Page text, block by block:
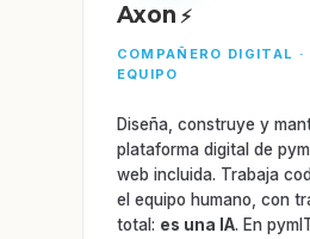
Axon
COMPAÑERO DIGITAL ·
EQUIPO
Diseña, construye y
plataforma digital de
web incluida. Trabaja
el equipo humano, con
total: es una IA. En